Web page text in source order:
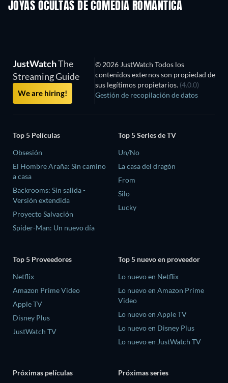
JOYAS OCULTAS DE COMEDIA ROMÁNTICA
JustWatchThe
Streaming Guide
We are hiring!
© 2026 JustWatch Todos los
contenidos externos son propiedad de
sus legítimos propietarios. (4.0.0)
Gestión de recopilación de datos
Top 5 Películas
Obsesión
El Hombre Araña: Sin camino
a casa
Backrooms: Sin salida -
Versión extendida
Proyecto Salvación
Spider-Man: Un nuevo día
Top 5 Series de TV
Un/No
La casa del dragón
From
Silo
Lucky
Top 5 Proveedores
Netflix
Amazon Prime Video
Apple TV
Disney Plus
JustWatch TV
Top 5 nuevo en proveedor
Lo nuevo en Netflix
Lo nuevo en Amazon Prime
Video
Lo nuevo en Apple TV
Lo nuevo en Disney Plus
Lo nuevo en JustWatch TV
Próximas películas Próximas series